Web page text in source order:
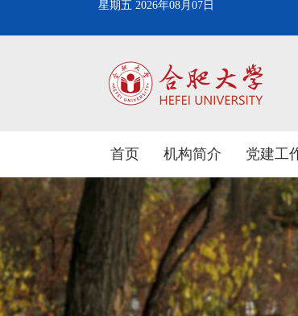
星期五 2026年08月07日
首页 机构简介 党建工